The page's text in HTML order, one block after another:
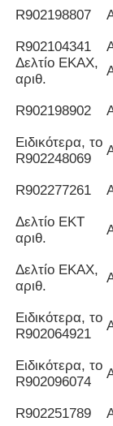
R902198807
R902104341
Δελτίο ΕΚΑΧ,
αριθ.
R902198902
Ειδικότερα, το
R902248069
R902277261
Δελτίο ΕΚΤ
αριθ.
Δελτίο ΕΚΑΧ,
αριθ.
Ειδικότερα, το
R902064921
Ειδικότερα, το
R902096074
R902251789